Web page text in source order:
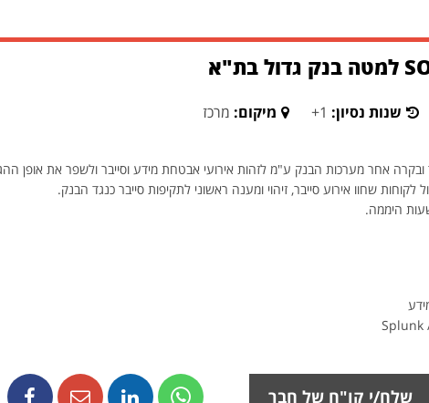
שנות נסיון: 1+ מיקום: מרכז
ובקרה אחר מערכות הבנק ע"מ לזהות אירועי אבטחת מידע וסייבר ולשפר את אופן
לקוחות שחוו אירוע סייבר, זיהוי ומענה ראשוני לתקיפות סייבר כנגד הבנק.
היממה.
שלח/י קו"ח של חבר